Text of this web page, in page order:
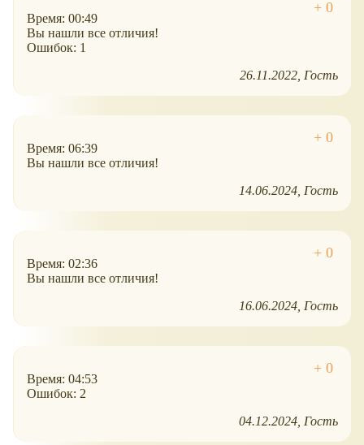
Время: 00:49
Вы нашли все отличия!
Ошибок: 1
26.11.2022 Гость
Время: 06:39
Вы нашли все отличия!
14.06.2024 Гость
Время: 02:36
Вы нашли все отличия!
16.06.2024 Гость
Время: 04:53
Ошибок: 2
04.12.2024 Гость